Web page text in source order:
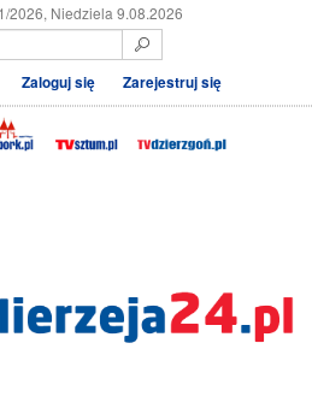
2026, Niedziela 9.08.2026
Zaloguj się Zarejestruj się